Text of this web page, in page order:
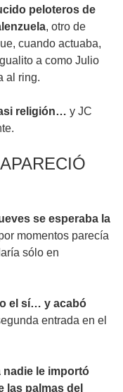
peloteros de
, otro de
cuando actuaba,
a como Julio
al ring.
religión… y JC
se esperaba la
momentos parecía
sólo en
el sí… y acabó
entrada en el
nadie le importó
las palmas del